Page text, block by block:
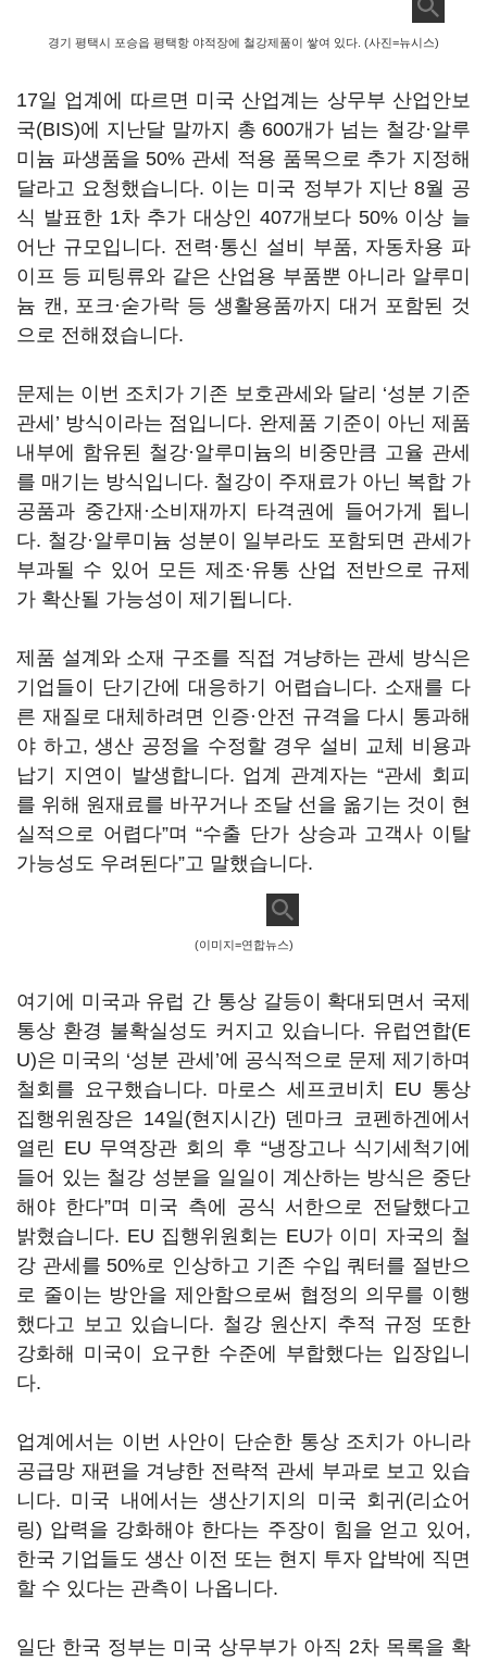
경기 평택시 포승읍 평택항 야적장에 철강제품이 쌓여 있다. (사진=뉴시스)
17일 업계에 따르면 미국 산업계는 상무부 산업안보
국(BIS)에 지난달 말까지 총 600개가 넘는 철강·알루
미늄 파생품을 50% 관세 적용 품목으로 추가 지정해
달라고 요청했습니다. 이는 미국 정부가 지난 8월 공
식 발표한 1차 추가 대상인 407개보다 50% 이상 늘
어난 규모입니다. 전력·통신 설비 부품, 자동차용 파
이프 등 피팅류와 같은 산업용 부품뿐 아니라 알루미
늄 캔, 포크·숟가락 등 생활용품까지 대거 포함된 것
으로 전해졌습니다.
문제는 이번 조치가 기존 보호관세와 달리 ‘성분 기준
관세’ 방식이라는 점입니다. 완제품 기준이 아닌 제품
내부에 함유된 철강·알루미늄의 비중만큼 고율 관세
를 매기는 방식입니다. 철강이 주재료가 아닌 복합 가
공품과 중간재·소비재까지 타격권에 들어가게 됩니
다. 철강·알루미늄 성분이 일부라도 포함되면 관세가
부과될 수 있어 모든 제조·유통 산업 전반으로 규제
가 확산될 가능성이 제기됩니다.
제품 설계와 소재 구조를 직접 겨냥하는 관세 방식은
기업들이 단기간에 대응하기 어렵습니다. 소재를 다
른 재질로 대체하려면 인증·안전 규격을 다시 통과해
야 하고, 생산 공정을 수정할 경우 설비 교체 비용과
납기 지연이 발생합니다. 업계 관계자는 “관세 회피
를 위해 원재료를 바꾸거나 조달 선을 옮기는 것이 현
실적으로 어렵다”며 “수출 단가 상승과 고객사 이탈
가능성도 우려된다”고 말했습니다.
(이미지=연합뉴스)
여기에 미국과 유럽 간 통상 갈등이 확대되면서 국제
통상 환경 불확실성도 커지고 있습니다. 유럽연합(E
U)은 미국의 ‘성분 관세’에 공식적으로 문제 제기하며
철회를 요구했습니다. 마로스 세프코비치 EU 통상
집행위원장은 14일(현지시간) 덴마크 코펜하겐에서
열린 EU 무역장관 회의 후 “냉장고나 식기세척기에
들어 있는 철강 성분을 일일이 계산하는 방식은 중단
해야 한다”며 미국 측에 공식 서한으로 전달했다고
밝혔습니다. EU 집행위원회는 EU가 이미 자국의 철
강 관세를 50%로 인상하고 기존 수입 쿼터를 절반으
로 줄이는 방안을 제안함으로써 협정의 의무를 이행
했다고 보고 있습니다. 철강 원산지 추적 규정 또한
강화해 미국이 요구한 수준에 부합했다는 입장입니
다.
업계에서는 이번 사안이 단순한 통상 조치가 아니라
공급망 재편을 겨냥한 전략적 관세 부과로 보고 있습
니다. 미국 내에서는 생산기지의 미국 회귀(리쇼어
링) 압력을 강화해야 한다는 주장이 힘을 얻고 있어,
한국 기업들도 생산 이전 또는 현지 투자 압박에 직면
할 수 있다는 관측이 나옵니다.
일단 한국 정부는 미국 상무부가 아직 2차 목록을 확